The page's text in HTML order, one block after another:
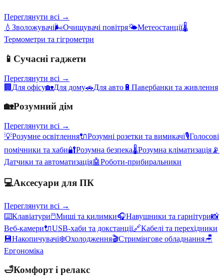
Переглянути всі →
💧 Зволожувачі🌬️Очищувачі повітря🌤️Метеостанції🌡️
Термометри та гігрометри
📱 Сучасні гаджети
Переглянути всі →
🏢 Для офісу🏡Для дому🚗Для авто 🔋 Павербанки та живлення
🏡Розумний дім
Переглянути всі →
💡Розумне освітлення🔌Розумні розетки та вимикачі🎙️Голосові
помічники та хаби🔐Розумна безпека🌡️Розумна кліматизація 📡
Датчики та автоматизація🤖Роботи-прибиральники
💻Аксесуари для ПК
Переглянути всі →
⌨️Клавіатури🖱️Миші та килимки🎧Навушники та гарнітури📸
Веб-камери🔌USB-хаби та докстанції🔗Кабелі та перехідники
💾Накопичувачі❄️Охолодження🎬Стримінгове обладнання🪑
Ергономіка
🛁Комфорт і релакс